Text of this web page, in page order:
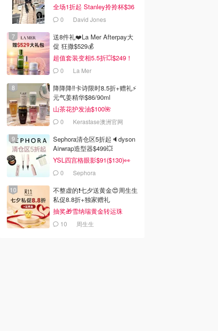
全场1折起 Stanley拎拎杯$36
0 David Jones
送8件礼❤️La Mer Afterpay大
促 狂撒$529💰
超值套装变相5.5折💥$249！
0 La Mer
降降降‼️卡诗限时8.5折+赠礼⚡
元气姜精华$86/90ml
山茶花护发油$100🌺
0 Kerastase澳洲官网
Sephora清仓区5折起🔈dyson
Airwrap造型器$499💥
YSL四宫格眼影$91($130)👀
0 Sephora
不整虚的❗️七夕送黄金😍周生生
私促8.8折+独家赠礼
抽奖🎁雪纳瑞黄金转运珠
10 周生生